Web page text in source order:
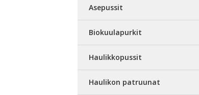
Asepussit
Biokuulapurkit
Haulikkopussit
Haulikon patruunat